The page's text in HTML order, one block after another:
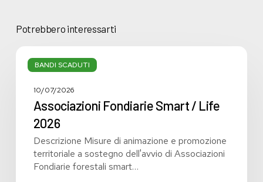
Potrebbero interessarti
BANDI SCADUTI
Fondiarie
2026
10/07/2026
Associazioni Fondiarie Smart / Life
2026
Descrizione Misure di animazione e promozione
territoriale a sostegno dell'avvio di Associazioni
Fondiarie forestali smart…